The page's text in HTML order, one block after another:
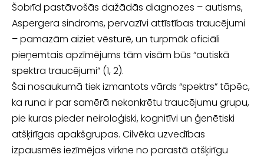
Šobrīd pastāvošās dažādās diagnozes – autisms,
Aspergera sindroms, pervazīvi attīstības traucējumi
– pamazām aiziet vēsturē, un turpmāk oficiāli
pieņemtais apzīmējums tām visām būs “autiskā
spektra traucējumi” (1, 2).
Šai nosaukumā tiek izmantots vārds “spektrs” tāpēc,
ka runa ir par samērā ne­konkrētu traucējumu grupu,
pie kuras pieder neiroloģiski, kognitīvi un ģenētiski
atšķirīgas apakšgrupas. Cilvēka uzvedības
izpausmēs iezīmējas virkne no paras­tā atšķirīgu